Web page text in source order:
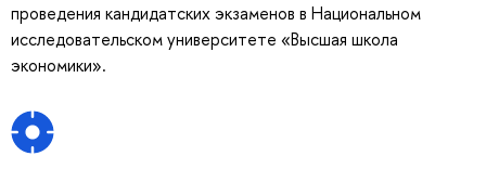
проведения кандидатских экзаменов в Национальном
исследовательском университете «Высшая школа
экономики».